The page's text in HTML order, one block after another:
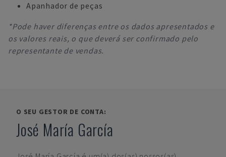
Apanhador de peças
*Pode haver diferenças entre os dados apresentados e
os valores reais, o que deverá ser confirmado pelo
representante de vendas.
O SEU GESTOR DE CONTA:
José María García